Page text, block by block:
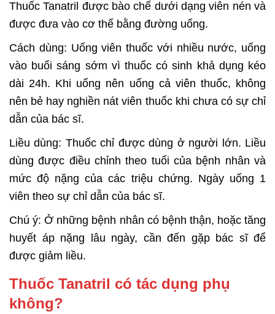
Thuốc Tanatril được bào chế dưới dạng viên nén và
được đưa vào cơ thể bằng đường uống.
Cách dùng: Uống viên thuốc với nhiều nước, uống
vào buổi sáng sớm vì thuốc có sinh khả dụng kéo
dài 24h. Khi uống nên uống cả viên thuốc, không
nên bẻ hay nghiền nát viên thuốc khi chưa có sự chỉ
dẫn của bác sĩ.
Liều dùng: Thuốc chỉ được dùng ở người lớn. Liều
dùng được điều chỉnh theo tuổi của bệnh nhân và
mức độ nặng của các triệu chứng. Ngày uống 1
viên theo sự chỉ dẫn của bác sĩ.
Chú ý: Ở những bệnh nhân có bệnh thận, hoặc tăng
huyết áp nặng lâu ngày, cần đến gặp bác sĩ để
được giảm liều.
Thuốc Tanatril có tác dụng phụ
không?